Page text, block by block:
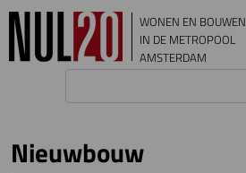
Overslaan en naar de inhoud gaan
WONEN EN BOUWEN
IN DE METROPOOL
AMSTERDAM
Nieuwbouw